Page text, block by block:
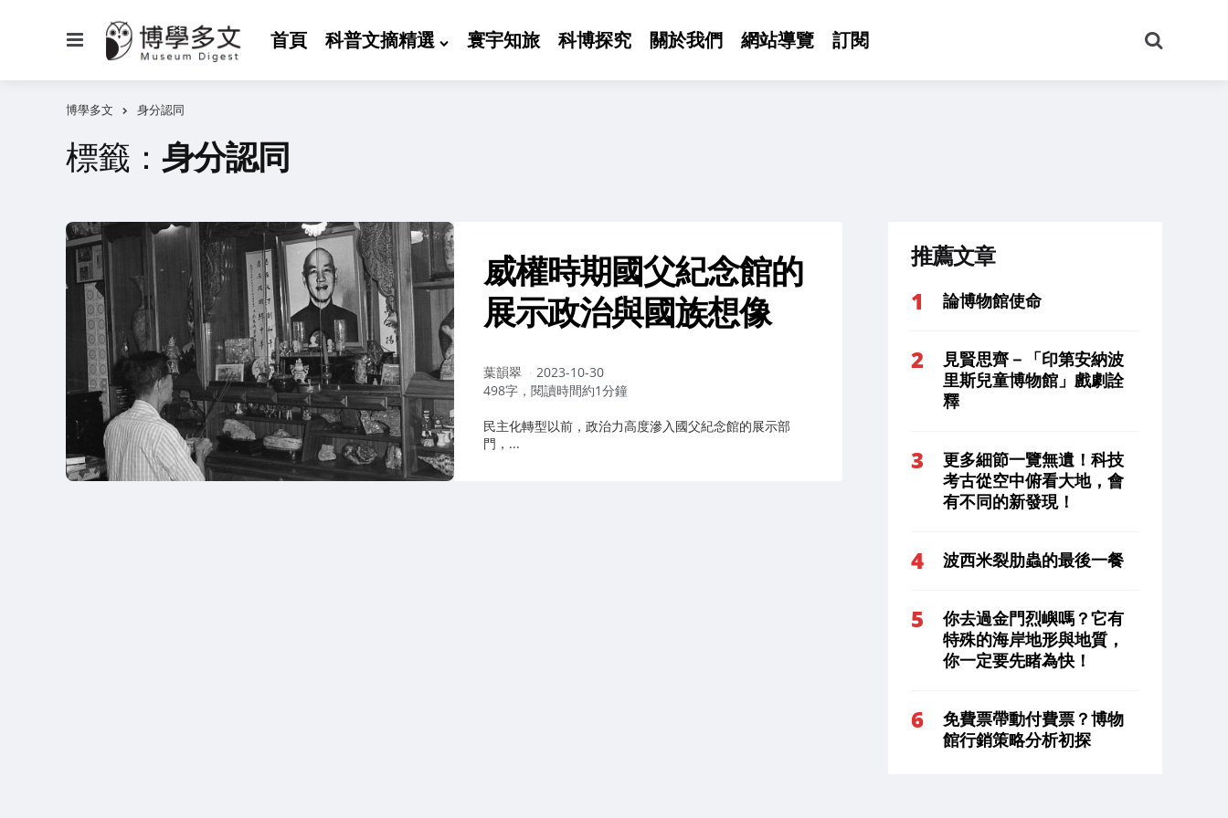
首頁 科普文摘精選 寰宇知旅 科博探究 關於我們 網站導覽 訂閱
尋
博學多文 身分認同
標籤： 身分認同
威權時期國父紀念館的
展示政治與國族想像
作
者：
葉韻翠
2023-10-30
498字，閱讀時間約1分鐘
民主化轉型以前，政治力高度滲入國父紀念館的展示部
門，...
推薦文章
論博物館使命
見賢思齊－「印第安納波
里斯兒童博物館」戲劇詮
釋
更多細節一覽無遺！科技
考古從空中俯看大地，會
有不同的新發現！
波西米裂肋蟲的最後一餐
你去過金門烈嶼嗎？它有
特殊的海岸地形與地質，
你一定要先睹為快！
免費票帶動付費票？博物
館行銷策略分析初探